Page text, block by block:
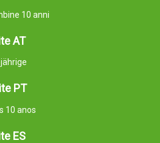
10 anni
AT
PT
10 anos
ES